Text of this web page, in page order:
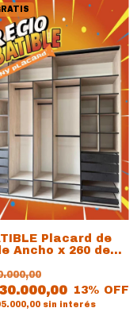
Placard de
Ancho x 260 de
13% OFF
sin interés